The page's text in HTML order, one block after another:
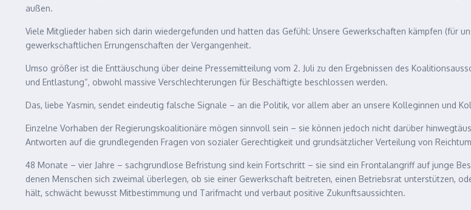
außen.
Viele Mitglieder haben sich darin wiedergefunden und hatten das Gefühl: Unsere Gewerkschaften kämpfen (für
gewerkschaftlichen Errungenschaften der Vergangenheit.
Umso größer ist die Enttäuschung über deine Pressemitteilung vom 2. Juli zu den Ergebnissen des
und Entlastung“, obwohl massive Verschlechterungen für Beschäftigte beschlossen werden.
Das, liebe Yasmin, sendet eindeutig falsche Signale – an die Politik, vor allem aber an unsere Kolleginnen und
Einzelne Vorhaben der Regierungskoalitionäre mögen sinnvoll sein – sie können jedoch nicht darüber
Antworten auf die grundlegenden Fragen von sozialer Gerechtigkeit und grundsätzlicher Verteilung von
48 Monate – vier Jahre – sachgrundlose Befristung sind kein Fortschritt – sie sind ein Frontalangriff auf junge
denen Menschen sich zweimal überlegen, ob sie einer Gewerkschaft beitreten, einen Betriebsrat unterstützen,
hält, schwächt bewusst Mitbestimmung und Tarifmacht und verbaut positive Zukunftsaussichten.